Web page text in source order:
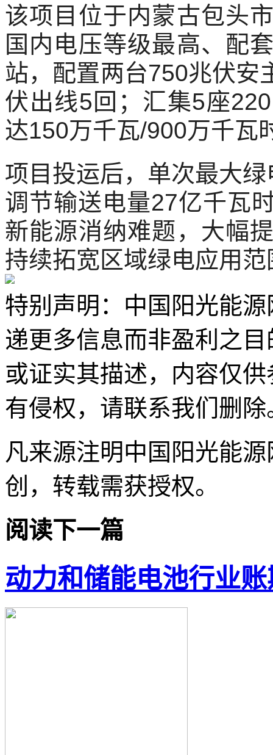
该项目位于内蒙古包头
国内电压等级最高、配
站，配置两台750兆伏安
伏出线5回；汇集5座
达150万千瓦/900万千瓦
项目投运后，单次最大
调节输送电量27亿千瓦
新能源消纳难题，大幅
持续拓宽区域绿电应用范
特别声明：中国阳光能
递更多信息而非盈利之
或证实其描述，内容仅
有侵权，请联系我们删除
凡来源注明中国阳光能
创，转载需获授权。
阅读下一篇
动力和储能电池行业